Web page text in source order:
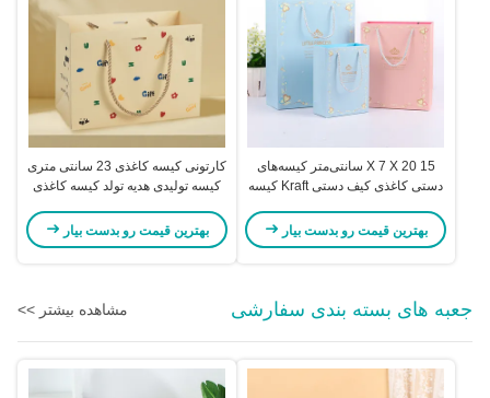
15 X 7 X 20 سانتی‌متر کیسه‌های
دستی کاغذی کیف دستی Kraft کیسه
بهترین قیمت رو بدست بیار
کارتونی کیسه کاغذی 23 سانتی متری
کیسه تولیدی هدیه تولد کیسه کاغذی
بهترین قیمت رو بدست بیار
جعبه های بسته بندی سفارشی مشاهده بیشتر >>